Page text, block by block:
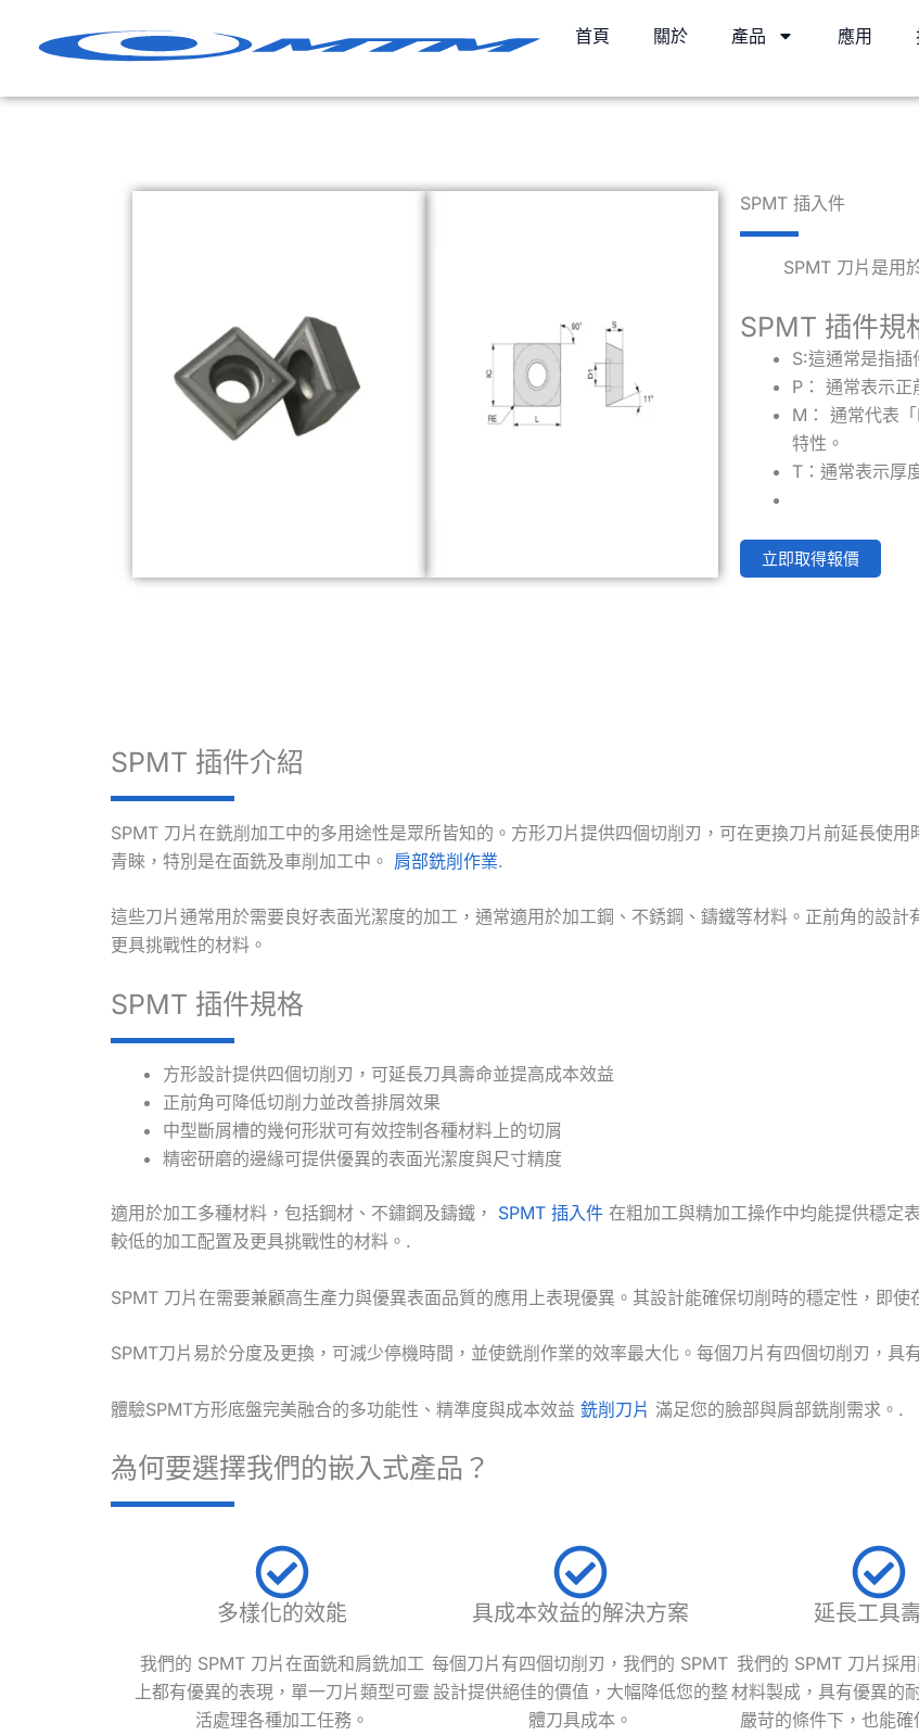
容
首頁 關於 產品 應用
SPMT 插入件
SPMT 刀片是用
SPMT 插件規
S:這通常是指
P： 通常表示正
M： 通常代表
特性。
T：通常表示厚
立即取得報價
SPMT 插件介紹
SPMT 刀片在銑削加工中的多用途性是眾所皆知的。方形刀片提供四個切削刃，可在更換刀片前延長使
青睞，特別是在面銑及車削加工中。 肩部銑削作業.
這些刀片通常用於需要良好表面光潔度的加工，通常適用於加工鋼、不銹鋼、鑄鐵等材料。正前角的設
更具挑戰性的材料。
SPMT 插件規格
方形設計提供四個切削刃，可延長刀具壽命並提高成本效益
正前角可降低切削力並改善排屑效果
中型斷屑槽的幾何形狀可有效控制各種材料上的切屑
精密研磨的邊緣可提供優異的表面光潔度與尺寸精度
適用於加工多種材料，包括鋼材、不鏽鋼及鑄鐵， SPMT 插入件 在粗加工與精加工操作中均能提供穩定
較低的加工配置及更具挑戰性的材料。.
SPMT 刀片在需要兼顧高生產力與優異表面品質的應用上表現優異。其設計能確保切削時的穩定性，即
SPMT刀片易於分度及更換，可減少停機時間，並使銑削作業的效率最大化。每個刀片有四個切削刃，具
體驗SPMT方形底盤完美融合的多功能性、精準度與成本效益 銑削刀片 滿足您的臉部與肩部銑削需求。.
為何要選擇我們的嵌入式產品？
多樣化的效能
我們的 SPMT 刀片在面銑和肩銑加工
上都有優異的表現，單一刀片類型可靈
活處理各種加工任務。
具成本效益的解決方案
每個刀片有四個切削刃，我們的 SPMT
設計提供絕佳的價值，大幅降低您的整
體刀具成本。
延長工具
我們的 SPMT 刀片採
材料製成，具有優異的
嚴苛的條件下，也能